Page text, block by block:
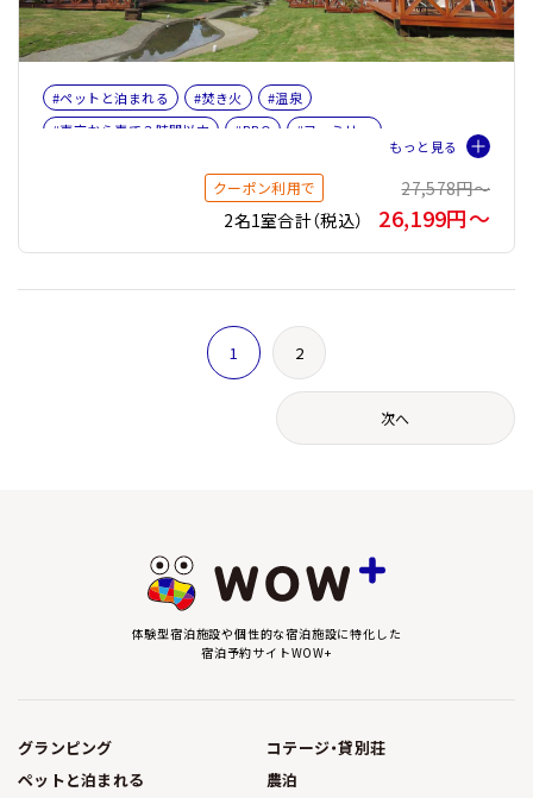
#ペットと泊まれる #焚き火
#温泉
#東京から車で３時間以内
#BBQ
#ファミリー
クーポン利用で
27,578円〜
2名1室合計（税込）
26,199円〜
1 2
次へ
体験型宿泊施設や個性的な宿泊施設に特化した
宿泊予約サイトWOW+
グランピング
コテージ・貸別荘
ペットと泊まれる
農泊